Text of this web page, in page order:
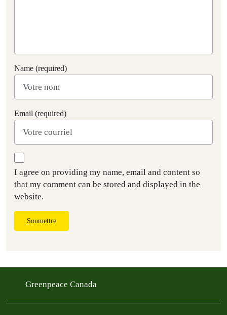
Name (required)
Email (required)
I agree on providing my name, email and content so
that my comment can be stored and displayed in the
website.
Soumettre
Greenpeace Canada